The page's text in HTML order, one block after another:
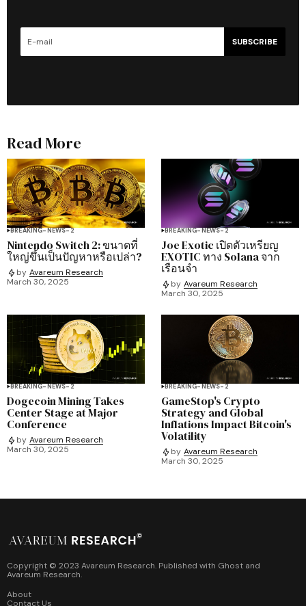
SUBSCRIBE
Read More
BREAKING-NEWS-2
Nintendo Switch 2: ขนาดที่
ใหญ่ขึ้นเป็นปัญหาหรือเปล่า?
by Avareum Research
March 30, 2025
BREAKING-NEWS-2
Joe Exotic เปิดตัวเหรียญ
EXOTIC ทาง Solana จาก
เรือนจำ
by Avareum Research
March 30, 2025
BREAKING-NEWS-2
Dogecoin Mining Takes
Center Stage at Major
Conference
by Avareum Research
March 30, 2025
BREAKING-NEWS-2
GameStop's Crypto
Strategy and Global
Inflations Impact Bitcoin's
Volatility
by Avareum Research
March 30, 2025
Copyright © 2023 Avareum Research. Published with Ghost and
Avareum Research.
About
Contact Us